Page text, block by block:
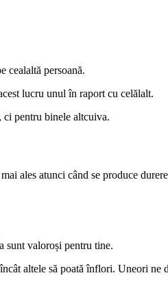
cealaltă persoană.
lucru unul în raport cu celălalt.
ci pentru binele altcuiva.
ales atunci când se produce
sunt valoroși pentru tine.
altele să poată înflori. Uneori ne